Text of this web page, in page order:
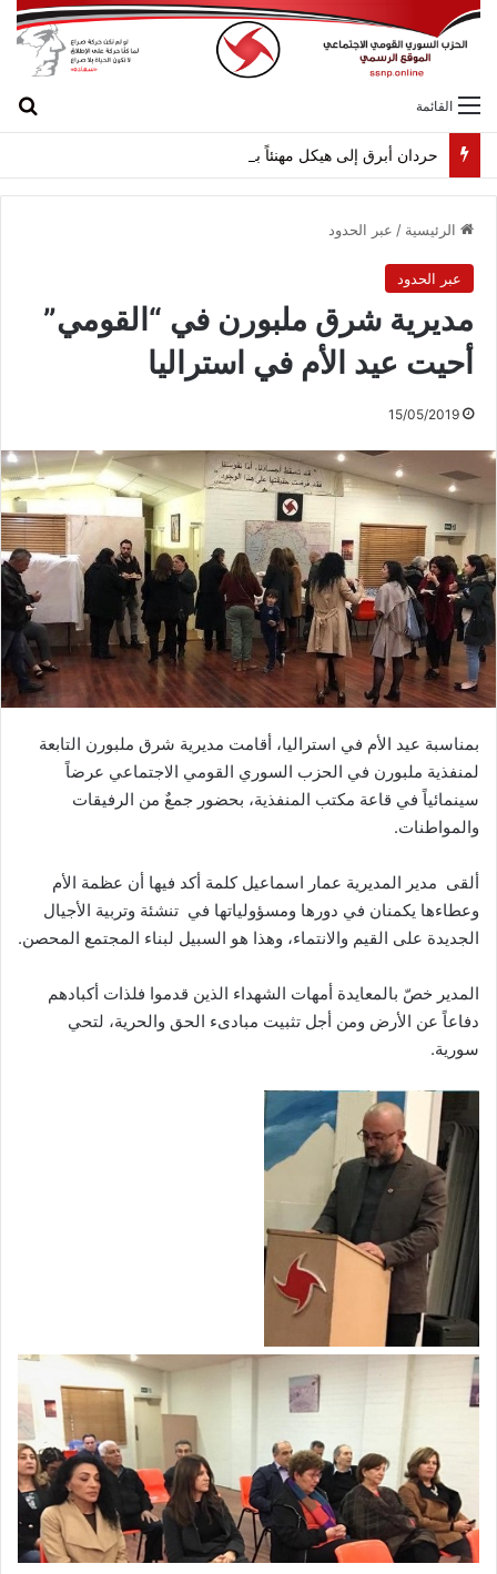
القائمة
حردان أبرق إلى هيكل مهنئاً بمناسبة عيد الجيش
الرئيسية / عبر الحدود
عبر الحدود
مديرية شرق ملبورن في “القومي”
أحيت عيد الأم في استراليا
15/05/2019
بمناسبة عيد الأم في استراليا، أقامت مديرية شرق ملبورن التابعة
لمنفذية ملبورن في الحزب السوري القومي الاجتماعي عرضاً
سينمائياً في قاعة مكتب المنفذية، بحضور جمعٌ من الرفيقات
والمواطنات.
ألقى مدير المديرية عمار اسماعيل كلمة أكد فيها أن عظمة الأم
وعطاءها يكمنان في دورها ومسؤولياتها في تنشئة وتربية الأجيال
الجديدة على القيم والانتماء، وهذا هو السبيل لبناء المجتمع المحصن.
المدير خصّ بالمعايدة أمهات الشهداء الذين قدموا فلذات أكبادهم
دفاعاً عن الأرض ومن أجل تثبيت مبادىء الحق والحرية، لتحي
سورية.